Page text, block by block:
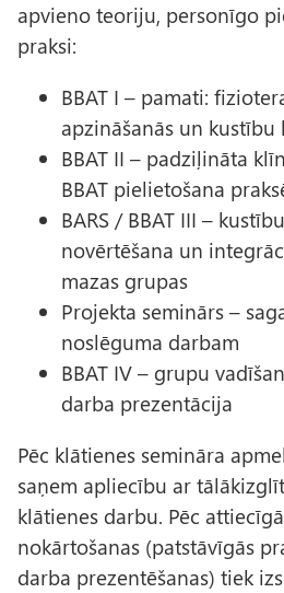
apvieno teoriju, personīgo
praksi:
BBAT I – pamati:
apzināšanās un kustību
BBAT II – padziļināta
BBAT pielietošana
BARS / BBAT III –
novērtēšana un
mazas grupas
Projekta seminārs –
noslēguma darbam
BBAT IV – grupu
darba prezentācija
Pēc klātienes semināra
saņem apliecību ar
klātienes darbu. Pēc
nokārtošanas (patstāvīgās
darba prezentēšanas) tiek